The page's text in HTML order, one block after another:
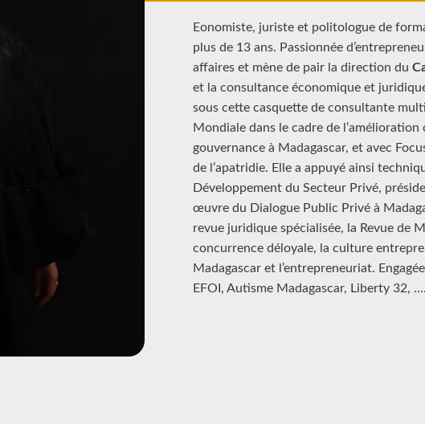
Eonomiste, juriste et politologue de
plus de 13 ans. Passionnée
affaires et mène de pair la direction du
et la consultance économique et
sous cette casquette de consultante
Mondiale dans le cadre de
gouvernance à Madagascar, et avec
de l’apatridie. Elle a appuyé ainsi
Développement du Secteur Privé,
œuvre du Dialogue Public Privé à
revue juridique spécialisée, la Revue de
concurrence déloyale, la culture
Madagascar et l’entrepreneuriat.
EFOI, Autisme Madagascar, Liberty 32, ….